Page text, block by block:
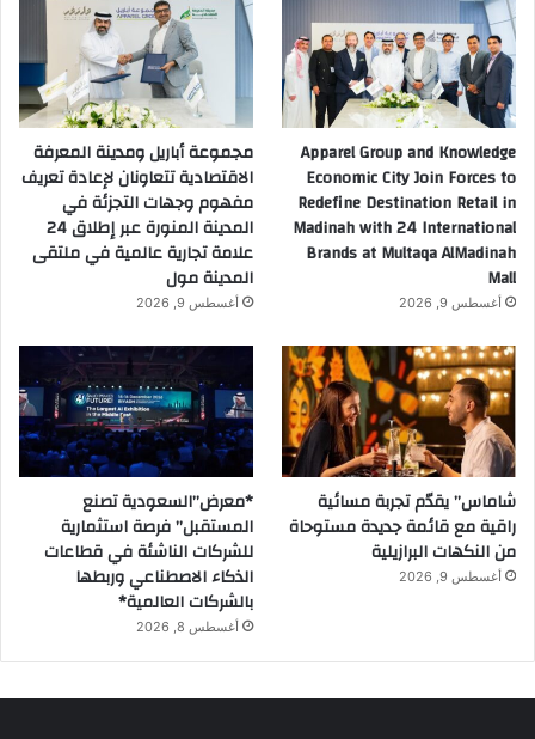
Apparel Group and Knowledge
Economic City Join Forces to
Redefine Destination Retail in
Madinah with 24 International
Brands at Multaqa AlMadinah
Mall
أغسطس 9, 2026
مجموعة أباريل ومدينة المعرفة
الاقتصادية تتعاونان لإعادة تعريف
مفهوم وجهات التجزئة في
المدينة المنورة عبر إطلاق 24
علامة تجارية عالمية في ملتقى
المدينة مول
أغسطس 9, 2026
شاماس” يقدّم تجربة مسائية
راقية مع قائمة جديدة مستوحاة
من النكهات البرازيلية
أغسطس 9, 2026
*معرض”السعودية تصنع
المستقبل” فرصة استثمارية
للشركات الناشئة في قطاعات
الذكاء الاصطناعي وربطها
بالشركات العالمية*
أغسطس 8, 2026